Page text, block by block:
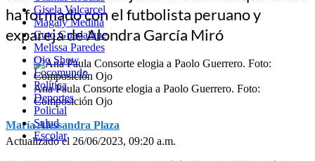
Gisela Valcarcel
Magaly Medina
Cuto Guadalupe
Melissa Paredes
Ojo Show
Locomundo
Política
Deportes
Policial
Salud
Escolar
ha formado con el futbolista peruano y
expareja de Alondra García Miró
Ana Paula Consorte elogia a Paolo Guerrero. Foto:
Composición Ojo
María Alessandra Plaza
Actualizado el 26/06/2023, 09:20 a.m.